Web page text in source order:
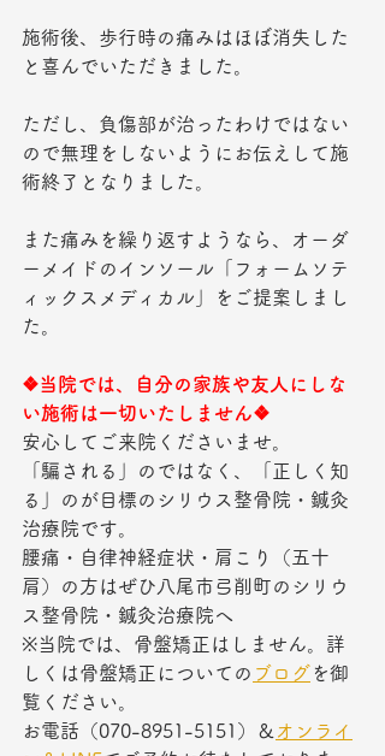
施術後、歩行時の痛みはほぼ消失した
と喜んでいただきました。
ただし、負傷部が治ったわけではない
ので無理をしないようにお伝えして施
術終了となりました。
また痛みを繰り返すようなら、オーダ
ーメイドのインソール「フォームソテ
ィックスメディカル」をご提案しまし
た。
❖当院では、自分の家族や友人にしな
い施術は一切いたしません❖
安心してご来院くださいませ。
「騙される」のではなく、「正しく知
る」のが目標のシリウス整骨院・鍼灸
治療院です。
腰痛・自律神経症状・肩こり（五十
肩）の方はぜひ八尾市弓削町のシリウ
ス整骨院・鍼灸治療院へ
※当院では、骨盤矯正はしません。詳
しくは骨盤矯正についての ブログ を御
覧ください。
お電話（070-8951-5151）＆ オンライ